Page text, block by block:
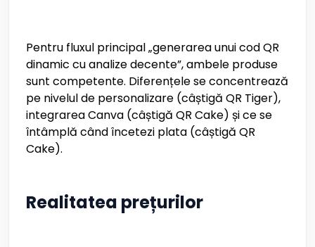
Pentru fluxul principal „generarea unui cod QR
dinamic cu analize decente”, ambele produse
sunt competente. Diferențele se concentrează
pe nivelul de personalizare (câștigă QR Tiger),
integrarea Canva (câștigă QR Cake) și ce se
întâmplă când încetezi plata (câștigă QR
Cake).
Realitatea prețurilor